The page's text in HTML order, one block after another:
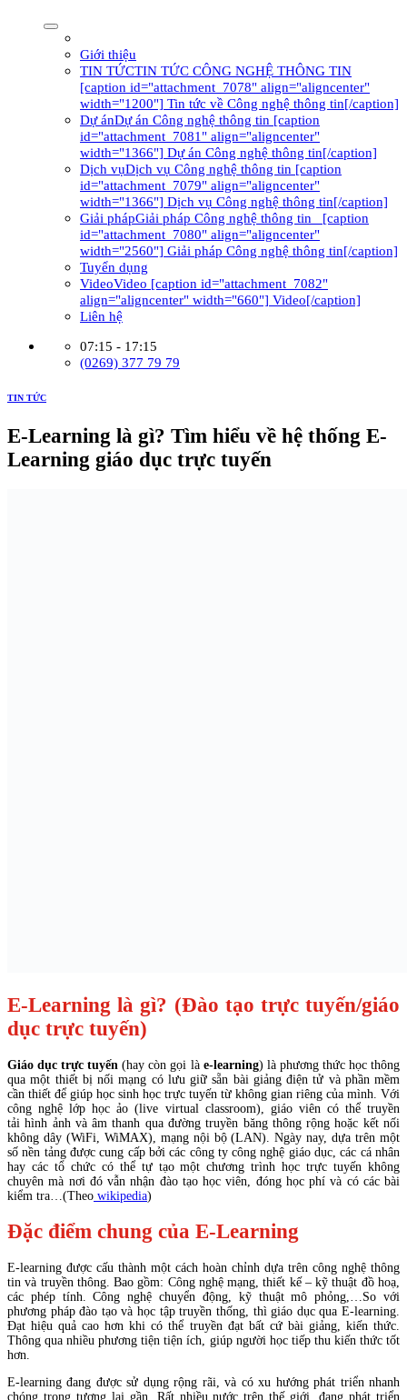
Giới thiệu
TIN TỨCTIN TỨC CÔNG NGHỆ THÔNG TIN
[caption id="attachment_7078" align="aligncenter"
width="1200"] Tin tức về Công nghệ thông tin[/caption]
Dự ánDự án Công nghệ thông tin [caption
id="attachment_7081" align="aligncenter"
width="1366"] Dự án Công nghệ thông tin[/caption]
Dịch vụDịch vụ Công nghệ thông tin [caption
id="attachment_7079" align="aligncenter"
width="1366"] Dịch vụ Công nghệ thông tin[/caption]
Giải phápGiải pháp Công nghệ thông tin [caption
id="attachment_7080" align="aligncenter"
width="2560"] Giải pháp Công nghệ thông tin[/caption]
Tuyển dụng
VideoVideo [caption id="attachment_7082"
align="aligncenter" width="660"] Video[/caption]
Liên hệ
07:15 - 17:15
(0269) 377 79 79
TIN TỨC
E-Learning là gì? Tìm hiểu về hệ thống E-
Learning giáo dục trực tuyến
E-Learning là gì? (Đào tạo trực tuyến/giáo
dục trực tuyến)
Giáo dục trực tuyến (hay còn gọi là e-learning) là phương thức học thông
qua một thiết bị nối mạng có lưu giữ sẵn bài giảng điện tử và phần mềm
cần thiết để giúp học sinh học trực tuyến từ không gian riêng của mình. Với
công nghệ lớp học ảo (live virtual classroom), giáo viên có thể truyền
tải hình ảnh và âm thanh qua đường truyền băng thông rộng hoặc kết nối
không dây (WiFi, WiMAX), mạng nội bộ (LAN). Ngày nay, dựa trên một
số nền tảng được cung cấp bởi các công ty công nghệ giáo dục, các cá nhân
hay các tổ chức có thể tự tạo một chương trình học trực tuyến không
chuyên mà nơi đó vẫn nhận đào tạo học viên, đóng học phí và có các bài
kiểm tra…(Theo wikipedia)
Đặc điểm chung của E-Learning
E-learning được cấu thành một cách hoàn chỉnh dựa trên công nghệ thông
tin và truyền thông. Bao gồm: Công nghệ mạng, thiết kế – kỹ thuật đồ hoạ,
các phép tính. Công nghệ chuyển động, kỹ thuật mô phỏng,…So với
phương pháp đào tạo và học tập truyền thống, thì giáo dục qua E-learning.
Đạt hiệu quả cao hơn khi có thể truyền đạt bất cứ bài giảng, kiến thức.
Thông qua nhiều phương tiện tiện ích, giúp người học tiếp thu kiến thức tốt
hơn.
E-learning đang được sử dụng rộng rãi, và có xu hướng phát triển nhanh
chóng trong tương lai gần. Rất nhiều nước trên thế giới, đang phát triển